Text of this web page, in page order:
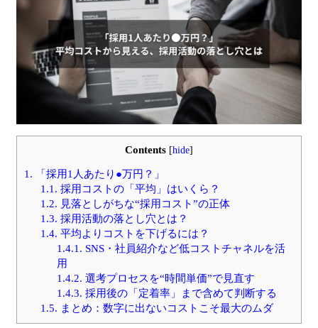
Contents [hide]
1. 「採用1人あたり●万円？」
1.1. 採用コストの「平均」はいくら？
1.2. 見落としがちな“採用コスト”の正体
1.3. 採用活動の落とし穴とは？
1.4. 平均よりコストを下げるには？
1.4.1. SNS・社員紹介など低コストチャネルを活
用
1.4.2. 選考プロセスを“時間単価”で見直す
1.4.3. 採用後の「定着率」まで含めて判断する
1.5. まとめ：数字に出ないコストこそ最大のムダ